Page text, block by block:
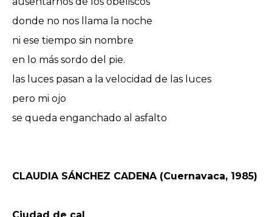
donde no nos llama la noche
ni ese tiempo sin nombre
en lo más sordo del pie.
las luces pasan a la velocidad de las luces
pero mi ojo
se queda enganchado al asfalto
CLAUDIA SÁNCHEZ CADENA (Cuernavaca, 1985)
Ciudad de cal